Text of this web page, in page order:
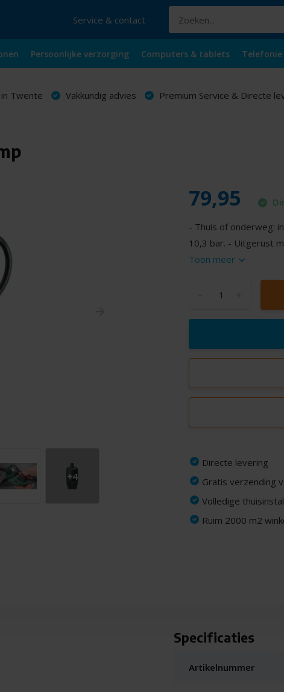
Service & contact
Persoonlijke verzorging Computers & tablets Telefonie
Twente Vakkundig advies Premium Service & Directe
+4
79,95
- Thuis of onderweg:
10,3 bar. - Uitgerust
Toon meer
Directe levering
Gratis verzending
Volledige
Ruim 2000 m2
Specificaties
Artikelnummer